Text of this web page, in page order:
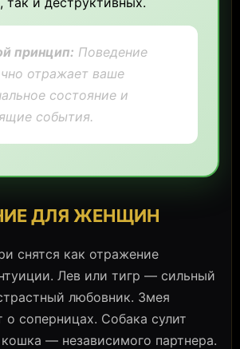
принцип: Поведение
отражает ваше
состояние и
события.
ДЛЯ ЖЕНЩИН
снятся как отражение
Лев или тигр — сильный
любовник. Змея
о соперницах. Собака сулит
кошка — независимого партнера.